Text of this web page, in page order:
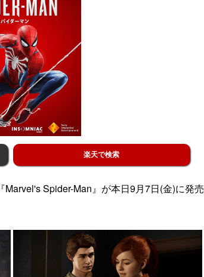
楽天で検索
Spider-Man』が本日9月7日(金)に発売